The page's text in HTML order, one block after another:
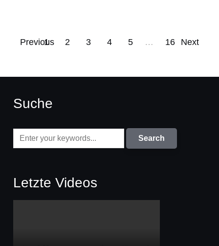
Previous
1 2 3 4 5 … 16 Next
Suche
Letzte Videos